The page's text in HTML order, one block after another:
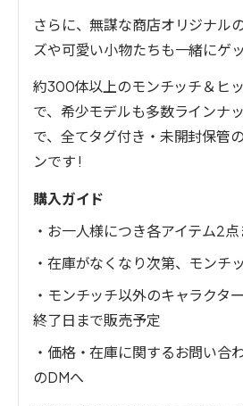
さらに、無謀な商店オリジナル
ズや可愛い小物たちも一緒にゲ
約300体以上のモンチッチ＆ヒ
で、希少モデルも多数ラインナ
で、全てタグ付き・未開封保管
ンです !
購入ガイド
・お一人様につき各アイテム2
・在庫がなくなり次第、モンチ
・モンチッチ以外のキャラクタ
終了日まで販売予定
・価格・在庫に関するお問い合
のDMへ